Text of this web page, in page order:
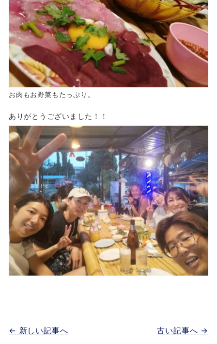
お肉もお野菜もたっぷり。
ありがとうございました！！
古い記事へ →
← 新しい記事へ